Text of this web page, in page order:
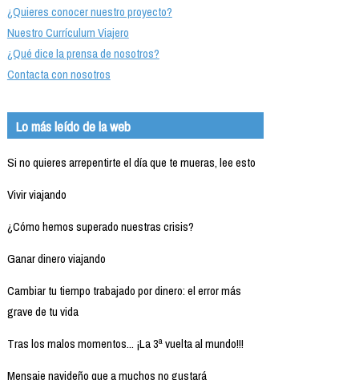
¿Quieres conocer nuestro proyecto?
Nuestro Currículum Viajero
¿Qué dice la prensa de nosotros?
Contacta con nosotros
Lo más leído de la web
Si no quieres arrepentirte el día que te mueras, lee esto
Vivir viajando
¿Cómo hemos superado nuestras crisis?
Ganar dinero viajando
Cambiar tu tiempo trabajado por dinero: el error más
grave de tu vida
Tras los malos momentos... ¡La 3ª vuelta al mundo!!!
Mensaje navideño que a muchos no gustará